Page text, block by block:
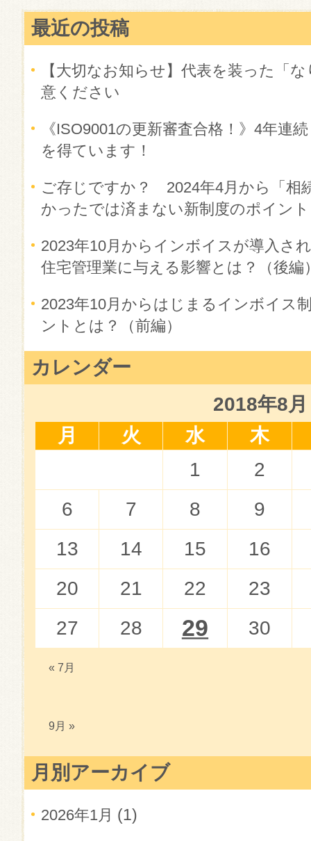
最近の投稿
【大切なお知らせ】代表を装った「
意ください
《ISO9001の更新審査合格！》4年連
を得ています！
ご存じですか？ 2024年4月から「相
かったでは済まない新制度のポイント
2023年10月からインボイスが導入さ
住宅管理業に与える影響とは？（後編
2023年10月からはじまるインボイス
ントとは？（前編）
カレンダー
2018年8月
月
火 水
木
1
2
6
7 8
9
13
14 15
16
20
21 22
23
27
28 29 30
« 7月
9月 »
月別アーカイブ
2026年1月 (1)